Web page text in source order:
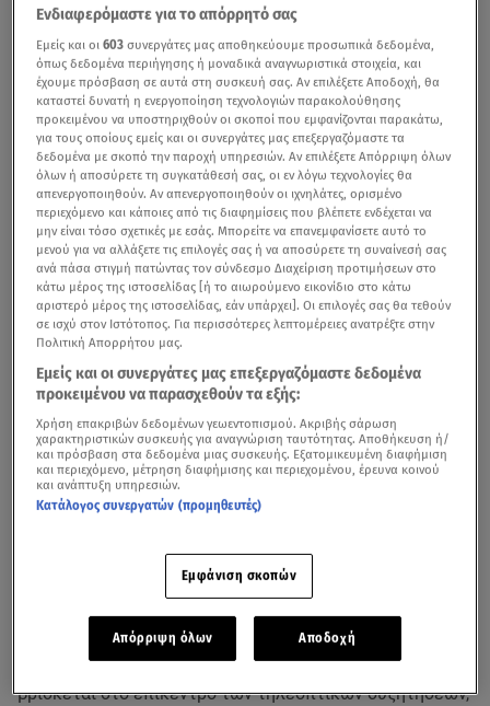
Το τελευταίο διάστημα το όνομα τηςΙωάννας Μαλέσκου
βρίσκεται στο επίκεντρο των τηλεοπτικών συζητήσεων,
Ενδιαφερόμαστε για το απόρρητό σας
Εμείς και οι603 συνεργάτες μας αποθηκεύουμε προσωπικά δεδομένα,
όπως δεδομένα περιήγησης ή μοναδικά αναγνωριστικά στοιχεία, και
έχουμε πρόσβαση σε αυτά στη συσκευή σας. Αν επιλέξετε Αποδοχή, θα
καταστεί δυνατή η ενεργοποίηση τεχνολογιών παρακολούθησης
προκειμένου να υποστηριχθούν οι σκοποί που εμφανίζονται παρακάτω,
για τους οποίους εμείς και οι συνεργάτες μας επεξεργαζόμαστε τα
δεδομένα με σκοπό την παροχή υπηρεσιών. Αν επιλέξετε Απόρριψη όλων
όλων ή αποσύρετε τη συγκατάθεσή σας, οι εν λόγω τεχνολογίες θα
απενεργοποιηθούν. Αν απενεργοποιηθούν οι ιχνηλάτες, ορισμένο
περιεχόμενο και κάποιες από τις διαφημίσεις που βλέπετε ενδέχεται να
μην είναι τόσο σχετικές με εσάς. Μπορείτε να επανεμφανίσετε αυτό το
μενού για να αλλάξετε τις επιλογές σας ή να αποσύρετε τη συναίνεσή σας
ανά πάσα στιγμή πατώντας τον σύνδεσμο Διαχείριση προτιμήσεων στο
κάτω μέρος της ιστοσελίδας [ή το αιωρούμενο εικονίδιο στο κάτω
αριστερό μέρος της ιστοσελίδας, εάν υπάρχει]. Οι επιλογές σας θα τεθούν
σε ισχύ στον Ιστότοπος. Για περισσότερες λεπτομέρειες ανατρέξτε στην
Πολιτική Απορρήτου μας.
Εμείς και οι συνεργάτες μας επεξεργαζόμαστε δεδομένα
προκειμένου να παρασχεθούν τα εξής:
Χρήση επακριβών δεδομένων γεωεντοπισμού. Ακριβής σάρωση
χαρακτηριστικών συσκευής για αναγνώριση ταυτότητας. Αποθήκευση ή/
και πρόσβαση στα δεδομένα μιας συσκευής. Εξατομικευμένη διαφήμιση
και περιεχόμενο, μέτρηση διαφήμισης και περιεχομένου, έρευνα κοινού
και ανάπτυξη υπηρεσιών.
Κατάλογος συνεργατών (προμηθευτές)
Εμφάνιση σκοπών
Απόρριψη όλων Αποδοχή